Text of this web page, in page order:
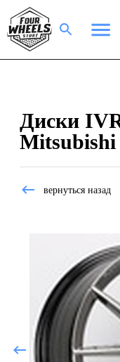
Диски
Mitsubishi
вернуться назад